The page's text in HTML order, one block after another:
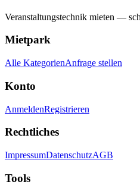
Veranstaltungstechnik mieten —
Mietpark
Alle KategorienAnfrage stellen
Konto
AnmeldenRegistrieren
Rechtliches
ImpressumDatenschutzAGB
Tools